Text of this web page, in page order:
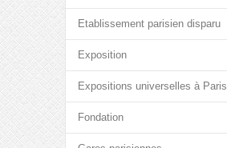
Etablissement parisien disparu
Exposition
Expositions universelles à Paris
Fondation